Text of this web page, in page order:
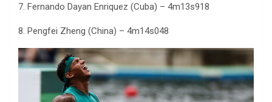
7. Fernando Dayan Enriquez (Cuba) – 4m13s918
8. Pengfei Zheng (China) – 4m14s048